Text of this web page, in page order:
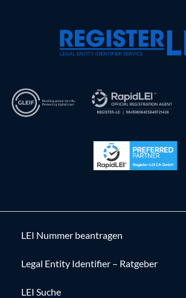
LEI Nummer beantragen
Legal Entity Identifier – Ratgeber
LEI Suche